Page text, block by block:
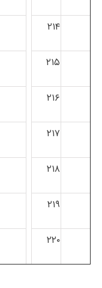
۲۱۴
۲۱۵
۲۱۶
۲۱۷
۲۱۸
۲۱۹
۲۲۰